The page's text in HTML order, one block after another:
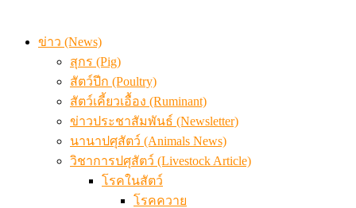
ข่าว (News)
สุกร (Pig)
สัตว์ปีก (Poultry)
สัตว์เคี้ยวเอื้อง (Ruminant)
ข่าวประชาสัมพันธ์ (Newsletter)
นานาปศุสัตว์ (Animals News)
วิชาการปศุสัตว์ (Livestock Article)
โรคในสัตว์
โรคควาย